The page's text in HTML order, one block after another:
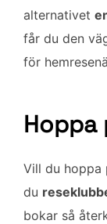
alternativet
får du den
för
Hoppa
Vill du hoppa
du
bokar så